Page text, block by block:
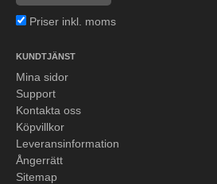
Priser inkl. moms
KUNDTJÄNST
Mina sidor
Support
Kontakta oss
Köpvillkor
Leveransinformation
Ångerrätt
Sitemap